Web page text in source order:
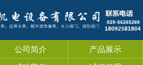
公司简介 产品展示